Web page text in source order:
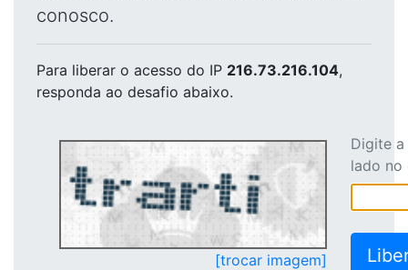
conosco.
Para liberar o acesso do IP 216.73.216.104,
responda ao desafio abaixo.
[trocar imagem]
Digite
lado no